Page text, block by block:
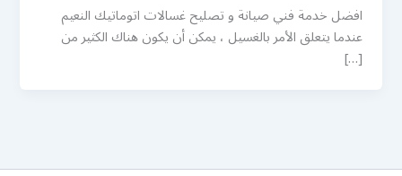
افضل خدمة فني صيانة و تصليح غسالات اتوماتيك النعيم
عندما يتعلق الأمر بالغسيل ، يمكن أن يكون هناك الكثير من
[…]